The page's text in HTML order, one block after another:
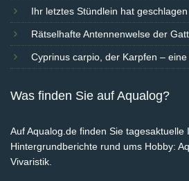
Ihr letztes Stündlein hat geschlagen
Rätselhafte Antennenwelse der
Cyprinus carpio, der Karpfen –
Was finden Sie auf Aqualog?
Auf Aqualog.de finden Sie tagesaktuelle
Hintergrundberichte rund ums Hobby:
Vivaristik.